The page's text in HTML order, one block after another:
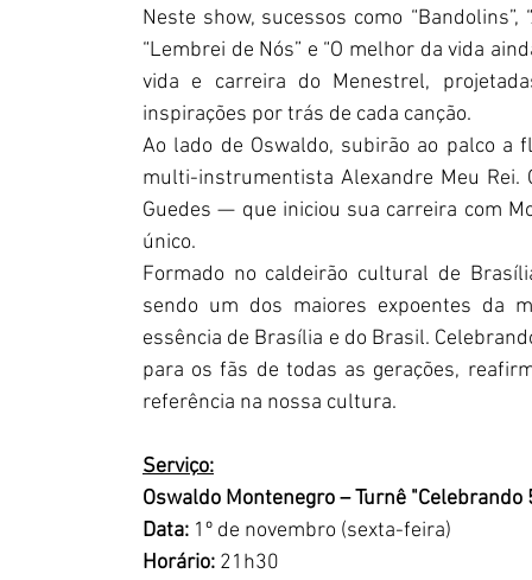
Neste show, sucessos como “Bandolins”,
“Lembrei de Nós” e “O melhor da vida
vida e carreira do Menestrel,
inspirações por trás de cada canção.
Ao lado de Oswaldo, subirão ao palco a
multi-instrumentista Alexandre Meu Rei.
Guedes — que iniciou sua carreira com
único.
Formado no caldeirão cultural de
sendo um dos maiores expoentes da
essência de Brasília e do Brasil.
para os fãs de todas as gerações,
referência na nossa cultura.
Serviço:
Oswaldo Montenegro – Turnê
Data: 1º de novembro (sexta-feira)
Horário: 21h30